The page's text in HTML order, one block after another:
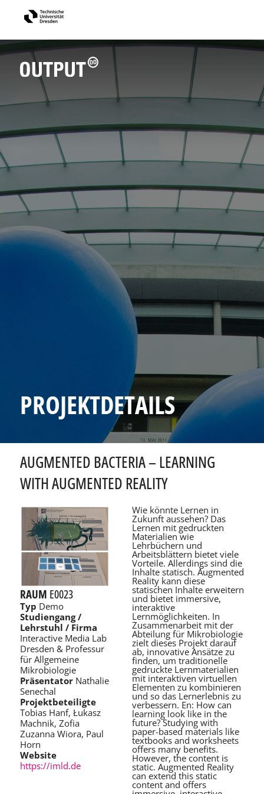
PROJEKTDETAILS
AUGMENTED BACTERIA – LEARNING
WITH AUGMENTED REALITY
RAUM E0023
Typ Demo
Studiengang /
Lehrstuhl / Firma
Interactive Media Lab
Dresden & Professur
für Allgemeine
Mikrobiologie
PräsentatorNathalie
Senechal
Projektbeteiligte
Tobias Hanf, Łukasz
Machnik, Zofia
Zuzanna Wiora, Paul
Horn
Website
https://imld.de
Wie könnte Lernen in
Zukunft aussehen? Das
Lernen mit gedruckten
Materialien wie
Lehrbüchern und
Arbeitsblättern bietet viele
Vorteile. Allerdings sind die
Inhalte statisch. Augmented
Reality kann diese
statischen Inhalte erweitern
und bietet immersive,
interaktive
Lernmöglichkeiten. In
Zusammenarbeit mit der
Abteilung für Mikrobiologie
zielt dieses Projekt darauf
ab, innovative Ansätze zu
finden, um traditionelle
gedruckte Lernmaterialien
mit interaktiven virtuellen
Elementen zu kombinieren
und so das Lernerlebnis zu
verbessern. En: How can
learning look like in the
future? Studying with
paper-based materials like
textbooks and worksheets
offers many benefits.
However, the content is
static. Augmented Reality
can extend this static
content and offers